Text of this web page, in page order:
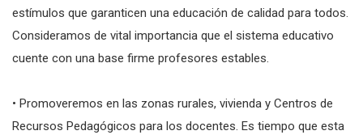
estímulos que garanticen una educación de calidad para todos.
Consideramos de vital importancia que el sistema educativo
cuente con una base firme profesores estables.
• Promoveremos en las zonas rurales, vivienda y Centros de
Recursos Pedagógicos para los docentes. Es tiempo que esta